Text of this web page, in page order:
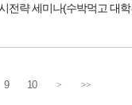
전략 세미나(수박먹고 대
9 10 > >>